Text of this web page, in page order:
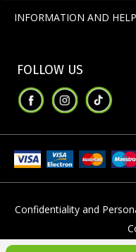
INFORMATION AND HELP
FOLLOW US
Confidentiality and